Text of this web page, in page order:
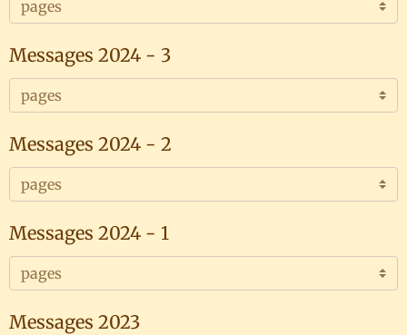
Messages 2024 - 3
Messages 2024 - 2
Messages 2024 - 1
Messages 2023